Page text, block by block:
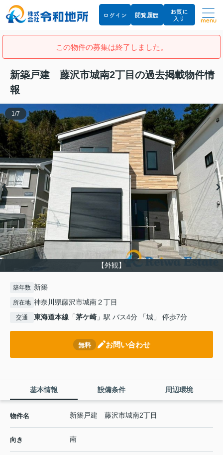
ログイン 閲覧履歴
お気に
入り
menu
この物件の募集は終了しました。
新築戸建 藤沢市城南2丁目の過去掲載物件情
報
【外観】
1 /7
築年数 新築
所在地 神奈川県藤沢市城南２丁目
交通 東海道本線 「茅ケ崎 」駅 バス4分 「城」 停歩7分
無料 お問い合わせ
基本情報 設備条件 周辺環境
物件名 新築戸建 藤沢市城南2丁目
向き 南